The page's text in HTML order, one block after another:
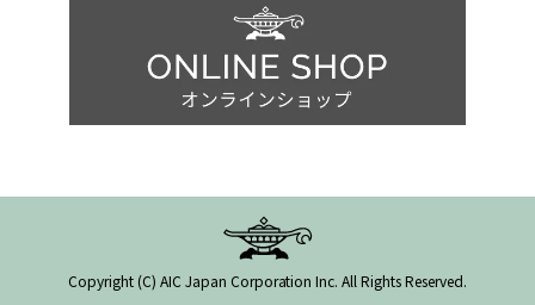
Copyright (C) AIC Japan Corporation Inc. All Rights Reserved.